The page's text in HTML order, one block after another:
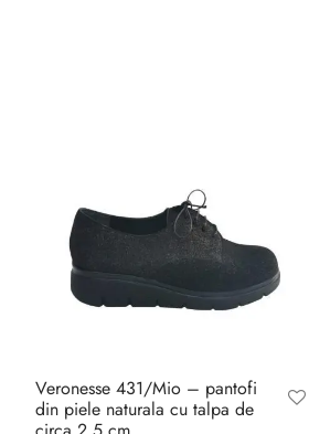
Veronesse 431/Mio – pantofi
din piele naturala cu talpa de